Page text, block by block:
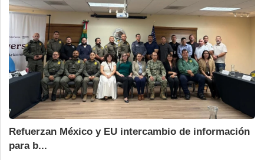
Refuerzan México y EU intercambio de información
para b...